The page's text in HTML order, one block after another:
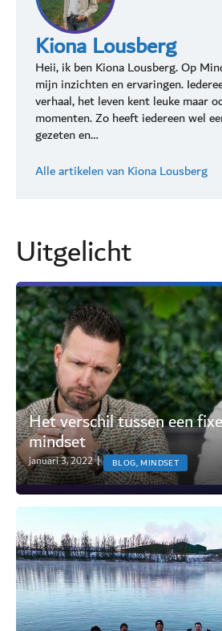
Kiona Lousberg
Heii, ik ben Kiona Lousberg. Op
mijn inzichten en ervaringen.
verhaal, het leven kent leuke maar
momenten. Zo heeft iedereen wel
gezeten en…
Alle artikelen van Kiona Lousberg
Uitgelicht
Het verschil tussen een
mindset
januari 3, 2022 | BLOG, MINDSET